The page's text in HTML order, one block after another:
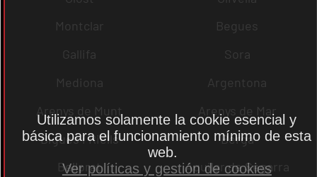
Montclar
Begues
Gallifa
Sora
Mediona
Argentona
Arenys de Munt
Arenys de Mar
Bigues i Riells
Berga
Bellprat
Aguilar de Segarra
Utilizamos solamente la cookie esencial y
básica para el funcionamiento mínimo de esta
web.
Ver políticas y gestión de cookies